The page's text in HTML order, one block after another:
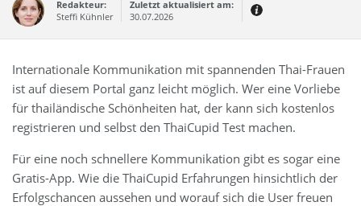
Redakteur:
Steffi Kühnler
Zuletzt aktualisiert am:
30.07.2026
Erfahrungen:
Produkt- und Kategorietexte sowie
Newsberichte
Mein Werdegang ist relativ bunt,
denn ich habe zuerst eine praktische
Ausbildung in Elektrotechnik
IT-Studium an der Fachhochschule
draufgelegt.
Internationale Kommunikation mit spannenden Thai-Frauen
ist auf diesem Portal ganz leicht möglich. Wer eine Vorliebe
für thailändische Schönheiten hat, der kann sich kostenlos
registrieren und selbst den ThaiCupid Test machen.
Für eine noch schnellere Kommunikation gibt es sogar eine
Gratis-App. Wie die ThaiCupid Erfahrungen hinsichtlich der
Erfolgschancen aussehen und worauf sich die User freuen